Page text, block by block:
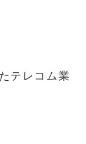
テレコム業